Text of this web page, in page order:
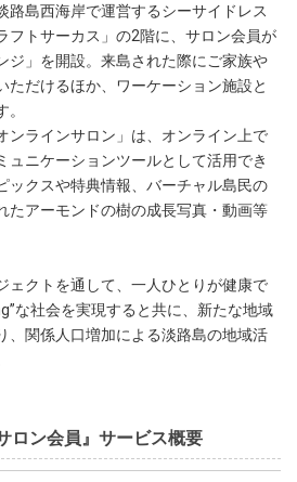
路島西海岸で運営するシーサイドレス
フトサーカス」の2階に、サロン会員が
ジ」を開設。来島された際にご家族や
ただけるほか、ワーケーション施設と
ンラインサロン」は、オンライン上で
ュニケーションツールとして活用でき
ックスや特典情報、バーチャル島民の
たアーモンドの樹の成長写真・動画等
ェクトを通して、一人ひとりが健康で
な社会を実現すると共に、新たな地域
、関係人口増加による淡路島の地域活
ロン会員』サービス概要